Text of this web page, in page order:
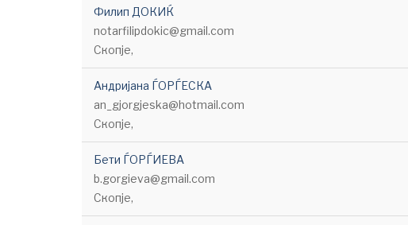
Филип ДОКИЌ
notarfilipdokic@gmail.com
Скопје,
Андријана ЃОРЃЕСКА
an_gjorgjeska@hotmail.com
Скопје,
Бети ЃОРЃИЕВА
b.gorgieva@gmail.com
Скопје,